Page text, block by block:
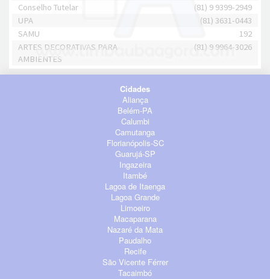
Conselho Tutelar
(81) 9 9399-2949
UPA
(81) 3631-0443
SAMU
192
ARTES DECORATIVAS PARA
AMBIENTES
(81) 9 9964-3026
Cidades
Aliança
Belém-PA
Calumbi
Camutanga
Florianópolis-SC
Guarujá-SP
Ingazeira
Itambé
Lagoa de Itaenga
Lagoa Grande
Limoeiro
Macaparana
Nazaré da Mata
Paudalho
Recife
São Vicente Férrer
Tacaimbó